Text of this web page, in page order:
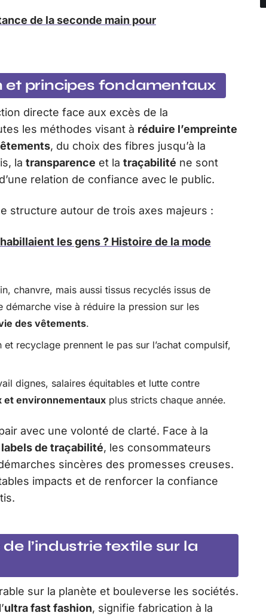
de la seconde main pour
et principes fondamentaux
directe face aux excès de la
les méthodes visant à réduire l’empreinte
, du choix des fibres jusqu’à la
la transparence et la traçabilité ne sont
relation de confiance avec le public.
structure autour de trois axes majeurs :
les gens ? Histoire de la mode
chanvre, mais aussi tissus recyclés issus de
vise à réduire la pression sur les
des vêtements.
recyclage prennent le pas sur l’achat compulsif,
dignes, salaires équitables et lutte contre
et environnementaux plus stricts chaque année.
avec une volonté de clarté. Face à la
labels de traçabilité, les consommateurs
sincères des promesses creuses.
impacts et de renforcer la confiance
l’industrie textile sur la
sur la planète et bouleverse les sociétés.
ultra fast fashion, signifie fabrication à la